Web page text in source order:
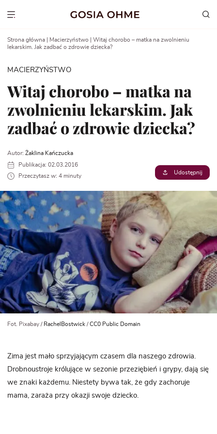
Show menu
Strona główna Macierzyństwo
Witaj chorobo – matka na zwolnieniu
lekarskim. Jak zadbać o zdrowie dziecka?
MACIERZYŃSTWO
Witaj chorobo – matka na
zwolnieniu lekarskim. Jak
zadbać o zdrowie dziecka?
Autor: Żaklina Kańczucka
Publikacja: 02.03.2016
Przeczytasz w: 4 minuty
Udostępnij
Fot. Pixabay / RachelBostwick /CC0 Public Domain
Zima jest mało sprzyjającym czasem dla naszego zdrowia.
Drobnoustroje królujące w sezonie przeziębień i grypy, dają się
we znaki każdemu. Niestety bywa tak, że gdy zachoruje
mama, zaraża przy okazji swoje dziecko.